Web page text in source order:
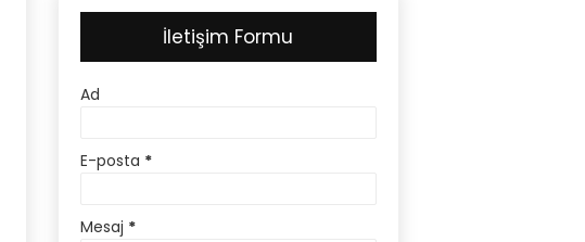
İletişim Formu
Ad
E-posta *
Mesaj *